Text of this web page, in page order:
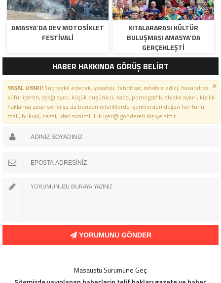
AMASYA’DA DEV MOTOSIKLET
FESTIVALI
KITALARARASI KÜLTÜR
BULUŞMASI AMASYA’DA
GERÇEKLEŞTI
HABER HAKKINDA GÖRÜŞ BELİRT
YASAL UYARI!Suç teşkil edecek, yasadışı, tehditkar, rahatsız edici, hakaret ve
küfür içeren, aşağılayıcı, küçük düşürücü, kaba, pornografik, ahlaka aykırı, kişilik
haklarına zarar verici ya da benzeri niteliklerde içeriklerden doğan her türlü
mali, hukuki, cezai, idari sorumluluk içeriği gönderen kişiye aittir.
YORUMUNU GÖNDER
Masaüstü Sürümüne Geç